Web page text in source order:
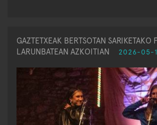
GAZTETXEAK BERTSOTAN SARIKETAKO
LARUNBATEAN AZKOITIAN
2026-05-